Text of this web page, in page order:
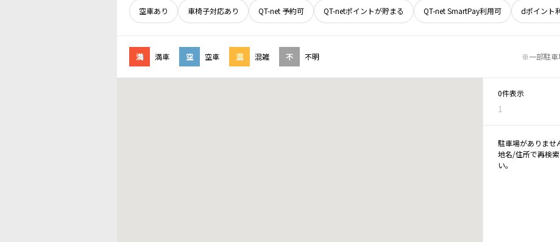
空車あり 車椅子対応あり QT-net 予約可 QT-netポイントが貯まる QT-net SmartPay利用可 dポイント
満 満車 空 空車 混 混雑 不 不明 ※一部駐車
0件表示
1
駐車場がありませ
地名/住所で再検
い。